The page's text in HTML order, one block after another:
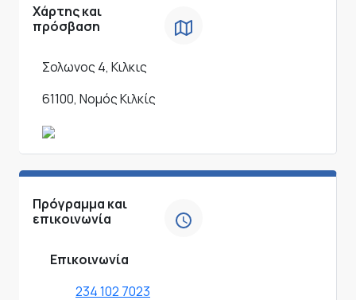
Χάρτης και
πρόσβαση
Σολωνος 4, Κιλκις
61100, Νομός Κιλκίς
Πρόγραμμα και
επικοινωνία
Επικοινωνία
234 102 7023